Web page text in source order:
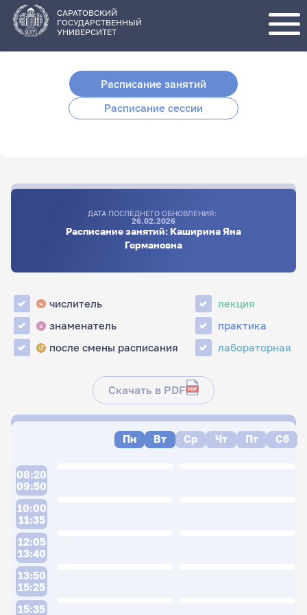
основному
содержанию
САРАТОВСКИЙ
ГОСУДАРСТВЕННЫЙ
УНИВЕРСИТЕТ
Расписание занятий
Расписание сессии
ДАТА ПОСЛЕДНЕГО ОБНОВЛЕНИЯ:
26.02.2026
Расписание занятий: Каширина Яна
Германовна
ч числитель
з знаменатель
↺ после смены расписания
лекция
практика
лабораторная
Скачать в PDF
Пн Вт Ср Чт Пт Сб
08:20
09:50
10:00
11:35
12:05
13:40
13:50
15:25
15:35